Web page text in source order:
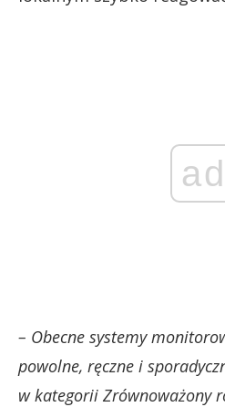
ad
– Obecne systemy
powolne, ręczne i
w kategorii Zrównoważony